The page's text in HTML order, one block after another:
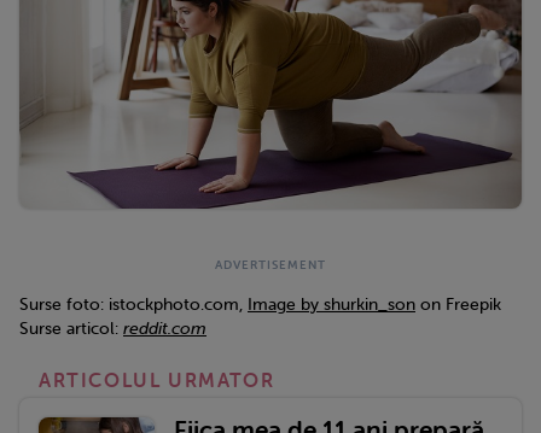
Surse foto: istockphoto.com, Image by shurkin_son on Freepik
Surse articol: reddit.com
ARTICOLUL URMATOR